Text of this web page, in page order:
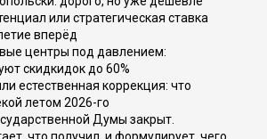
или стратегическая ставка
вперёд
центры под давлением:
скидкидок до 60%
естественная коррекция: что
летом 2026-го
Думы закрыт.